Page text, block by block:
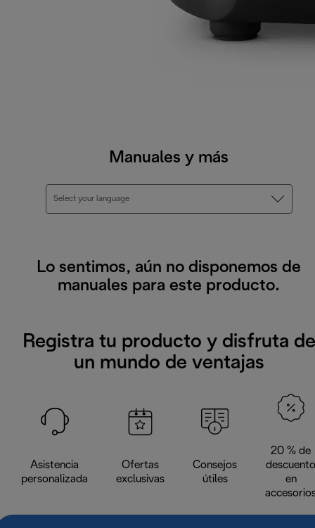
Manuales y más
Select your language
Lo sentimos, aún no disponemos de
manuales para este producto.
Registra tu producto y disfruta de
un mundo de ventajas
Asistencia
personalizada
Ofertas
exclusivas
Consejos
útiles
20 % de
descuento
en